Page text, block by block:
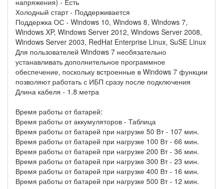
напряжения) - Есть
Холодный старт - Поддерживается
Поддержка ОС - Windows 10, Windows 8, Windows 7,
Windows XP, Windows Server 2012, Windows Server 2008,
Windows Server 2003, RedHat Enterprise Linux, SuSE Linux
Для пользователей Windows 7 необязательно
устанавливать дополнительное программное
обеспечение, поскольку встроенные в Windows 7 функции
позволяют работать с ИБП сразу после подключения
Длина кабеля - 1.8 метра
Время работы от батарей:
Время работы от аккумуляторов - Таблица
Время работы от батарей при нагрузке 50 Вт - 107 мин.
Время работы от батарей при нагрузке 100 Вт - 66 мин.
Время работы от батарей при нагрузке 200 Вт - 36 мин.
Время работы от батарей при нагрузке 300 Вт - 23 мин.
Время работы от батарей при нагрузке 400 Вт - 16 мин.
Время работы от батарей при нагрузке 500 Вт - 12 мин.